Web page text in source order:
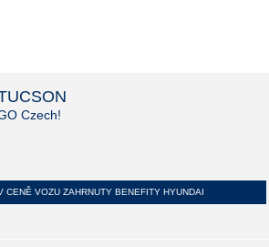
Czech!
CENĚ VOZU ZAHRNUTY BENEFITY HYUNDAI